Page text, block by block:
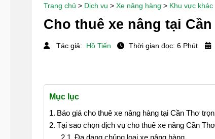
Trang chủ > Dịch vụ > Xe nâng hàng > Khu vực khác
Cho thuê xe nâng tại
Tác giả: Hồ Tiến Thời gian đọc: 6 Phút
Mục lục
Báo giá cho thuê xe nâng hàng tại Cần Thơ
Tại sao chọn dịch vụ cho thuê xe nâng Cần
Đa dạng chủng loại xe nâng hàng